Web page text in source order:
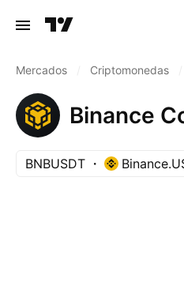
Mercados Criptomonedas
Binance
BNBUSDT